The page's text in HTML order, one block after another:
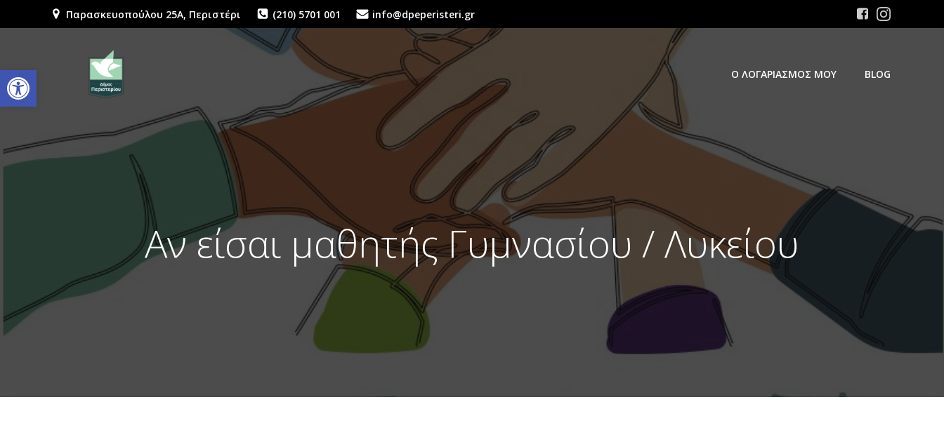
Ανοίξτε τη γραμμή εργαλείων
Παρασκευοπούλου 25Α, Περιστέρι (210) 5701 001 info@dpeperisteri.gr
Ο ΛΟΓΑΡΙΑΣΜOΣ ΜΟΥ BLOG
Αν είσαι μαθητής Γυμνασίου / Λυκείου